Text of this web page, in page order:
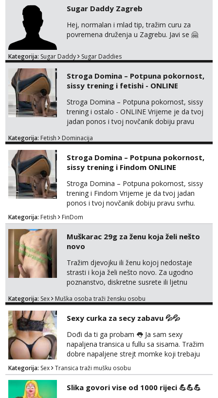
Sugar Daddy Zagreb
Hej, normalan i mlad tip, tražim curu za
povremena druženja u Zagrebu. Javi se 🤗
Kategorija: Sugar Daddy Sugar Daddies
Stroga Domina – Potpuna pokornost,
sissy trening i fetishi - ONLINE
Stroga Domina – Potpuna pokornost, sissy
trening i ostalo - ONLINE Vrijeme je da tvoj
jadan ponos i tvoj novčanik dobiju pravu
Domina preuzima potpunu kontrolu nad
isključivo ozbiljni, solventni i poslušni subovi
koji žude za strogim zapovijedima, sissy
transformacijom (rublje, elegancija) i
potpunim psiholo...
Kategorija: Fetish Dominacija
Stroga Domina – Potpuna pokornost,
sissy trening i Findom ONLINE
Stroga Domina – Potpuna pokornost, sissy
trening i Findom Vrijeme je da tvoj jadan
ponos i tvoj novčanik dobiju pravu svrhu.
Inteligentna, hladna i beskompromisna
Domina preuzima potpunu kontrolu nad
tvojim umom i financijama. Zanimaju me
isključivo ozbiljni, solventni i poslušni subovi
koji žude za strogim zapovijedima, sissy
transformacijom (rublje, elegancija) i
potpunim psihološkim treni...
Kategorija: Fetish FinDom
Muškarac 29g za ženu koja želi nešto
novo
Tražim djevojku ili ženu kojoj nedostaje
strasti i koja želi nešto novo. Za ugodno
poznanstvo, diskretne susrete ili ljetnu
uredan. Slobodna ili zauzeta, dobrodošla. Prvi
kasnije može poziv. Sl. Brod moj prostor
Zagreb i ostatak Hrvatske mobilan !
𝗡𝗮𝗽𝗼𝗺𝗲𝗻𝗮 tražim samo žene...
Kategorija: Sex Muška osoba traži žensku osobu
Sexy curka za secy zabavu 💦💦
Dođi da ti ga probam 👅 Ja sam sexy
napaljena transica u fullu sa sisama. Tražim
dobre napaljene strejt momke koji trebaju
diskretno pražnjenje kite. Samo za dobre
frajere koji drže do sebe. Imaj neku sliku.
Pozivi i poruke bez slike - nema odgovora.
Pojebi me Poruke WhatsApp: 0998667649
Kategorija: Sex Transica traži mušku osobu
Slika govori vise od 1000 rijeci 💪💪💪